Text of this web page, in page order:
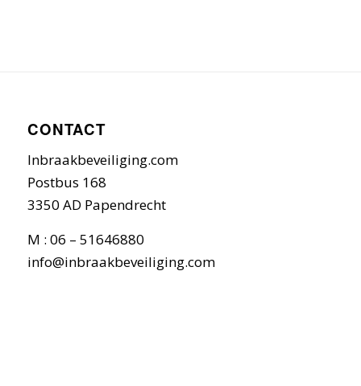
CONTACT
Inbraakbeveiliging.com
Postbus 168
3350 AD Papendrecht
M : 06 – 51646880
info@inbraakbeveiliging.com